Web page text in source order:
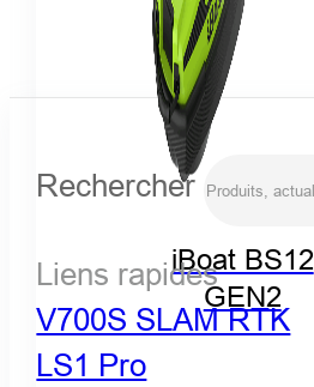
iBoat BS12
GEN2
Rechercher
Liens rapides
V700S SLAM RTK
LS1 Pro